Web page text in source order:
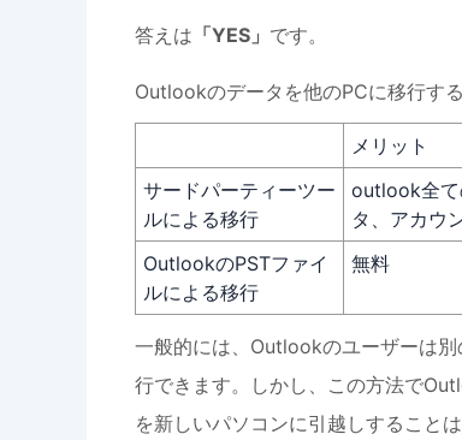
答えは 「YES」 です。
Outlookのデータを他のPCに移行す
メリット
サードパーティーツー
ルによる移行
outlook全て
タ、アカウ
OutlookのPSTファイ
ルによる移行
無料
一般的には、Outlookのユーザーは
行できます。しかし、この方法で
を新しいパソコンに引越しすること